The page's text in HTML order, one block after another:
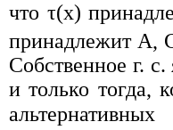
что τ(x)
принадлежит A,
Собственное г.
и только тогда,